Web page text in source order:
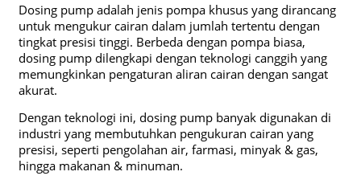
Dosing pump adalah jenis pompa khusus yang dirancang
untuk mengukur cairan dalam jumlah tertentu dengan
tingkat presisi tinggi. Berbeda dengan pompa biasa,
dosing pump dilengkapi dengan teknologi canggih yang
memungkinkan pengaturan aliran cairan dengan sangat
akurat.
Dengan teknologi ini, dosing pump banyak digunakan di
industri yang membutuhkan pengukuran cairan yang
presisi, seperti pengolahan air, farmasi, minyak & gas,
hingga makanan & minuman.